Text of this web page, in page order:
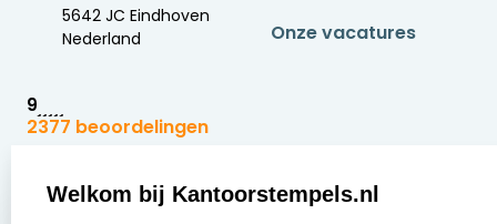
5642 JC Eindhoven
Nederland
9
2377 beoordelingen
Onze vacatures
Zakelijk: Klantenservice:
Welkom bij Kantoorstempels.nl